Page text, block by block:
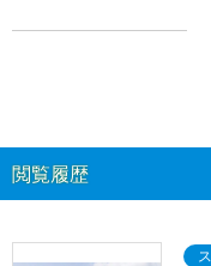
閲覧履歴